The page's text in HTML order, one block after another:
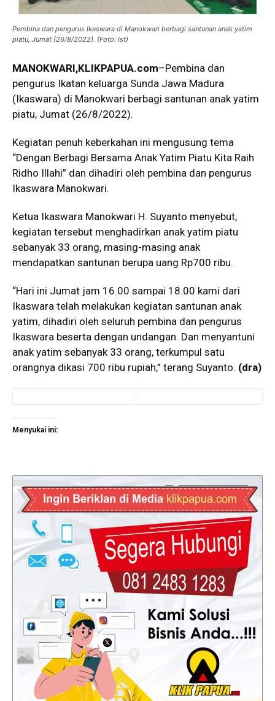
Pembina dan pengurus Ikaswara di Manokwari berbagi santunan anak yatim
piatu, Jumat (26/8/2022). (Foto: Ist)
MANOKWARI,KLIKPAPUA.com–Pembina dan
pengurus Ikatan keluarga Sunda Jawa Madura
(Ikaswara) di Manokwari berbagi santunan anak yatim
piatu, Jumat (26/8/2022).
Kegiatan penuh keberkahan ini mengusung tema
“Dengan Berbagi Bersama Anak Yatim Piatu Kita Raih
Ridho Illahi” dan dihadiri oleh pembina dan pengurus
Ikaswara Manokwari.
Ketua Ikaswara Manokwari H. Suyanto menyebut,
kegiatan tersebut menghadirkan anak yatim piatu
sebanyak 33 orang, masing-masing anak
mendapatkan santunan berupa uang Rp700 ribu.
“Hari ini Jumat jam 16.00 sampai 18.00 kami dari
Ikaswara telah melakukan kegiatan santunan anak
yatim, dihadiri oleh seluruh pembina dan pengurus
Ikaswara beserta dengan undangan. Dan menyantuni
anak yatim sebanyak 33 orang, terkumpul satu
orangnya dikasi 700 ribu rupiah,” terang Suyanto. (dra)
Menyukai ini: